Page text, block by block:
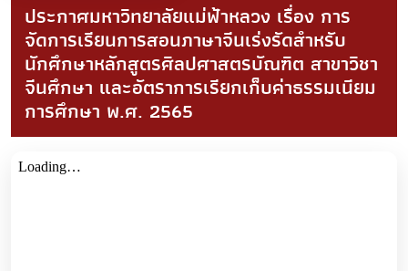
ประกาศมหาวิทยาลัยแม่ฟ้าหลวง เรื่อง การ
จัดการเรียนการสอนภาษาจีนเร่งรัดสำหรับ
นักศึกษาหลักสูตรศิลปศาสตรบัณฑิต สาขาวิชา
จีนศึกษา และอัตราการเรียกเก็บค่าธรรมเนียม
การศึกษา พ.ศ. 2565